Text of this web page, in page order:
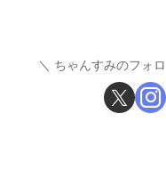
ちゃんすみのフォ